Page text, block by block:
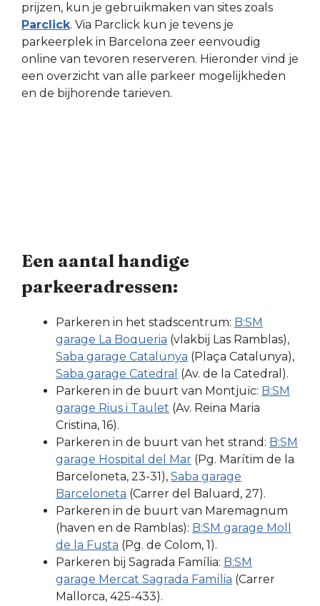
prijzen, kun je gebruikmaken van sites zoals
Parclick. Via Parclick kun je tevens je
parkeerplek in Barcelona zeer eenvoudig
online van tevoren reserveren. Hieronder vind je
een overzicht van alle parkeer mogelijkheden
en de bijhorende tarieven.
Een aantal handige
parkeeradressen:
Parkeren in het stadscentrum: B:SM
garage La Boqueria (vlakbij Las Ramblas),
Saba garage Catalunya (Plaça Catalunya),
Saba garage Catedral (Av. de la Catedral).
Parkeren in de buurt van Montjuïc: B:SM
garage Rius i Taulet (Av. Reina Maria
Cristina, 16).
Parkeren in de buurt van het strand: B:SM
garage Hospital del Mar (Pg. Marítim de la
Barceloneta, 23-31), Saba garage
Barceloneta (Carrer del Baluard, 27).
Parkeren in de buurt van Maremagnum
(haven en de Ramblas): B:SM garage Moll
de la Fusta (Pg. de Colom, 1).
Parkeren bij Sagrada Família: B:SM
garage Mercat Sagrada Família (Carrer
Mallorca, 425-433).